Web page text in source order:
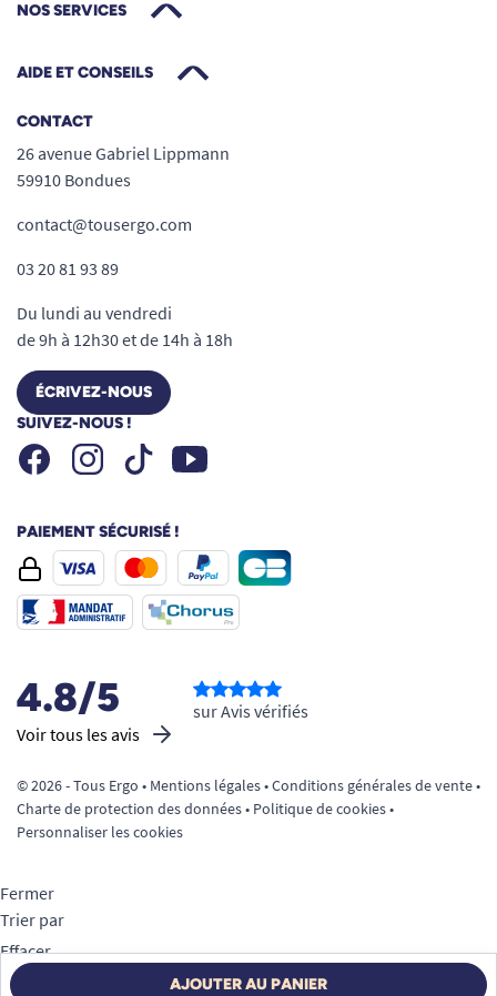
NOS SERVICES
AIDE ET CONSEILS
CONTACT
26 avenue Gabriel Lippmann
59910 Bondues
contact@tousergo.com
03 20 81 93 89
Du lundi au vendredi
de 9h à 12h30 et de 14h à 18h
ÉCRIVEZ-NOUS
SUIVEZ-NOUS !
FacebookInstagramTiktok Youtube
PAIEMENT SÉCURISÉ !
4.8/5
Voir tous les avis
sur Avis vérifiés
© 2026 - Tous Ergo • Mentions légales•Conditions générales de vente•
Charte de protection des données• Politique de cookies•
Personnaliser les cookies
AJOUTER AU PANIER
Fermer
Trier par
Effacer
Appliquer